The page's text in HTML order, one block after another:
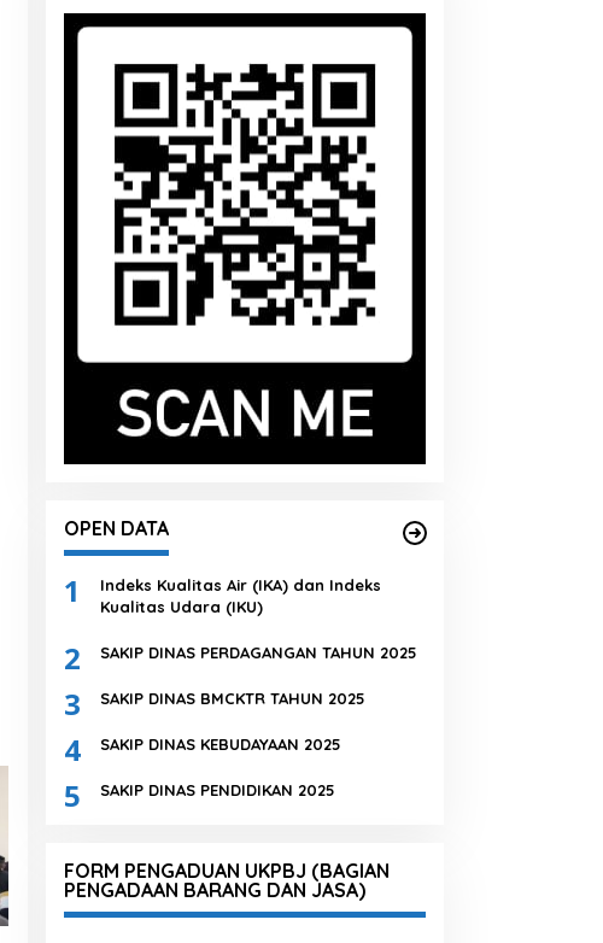
OPEN DATA
1
Indeks Kualitas Air (IKA) dan Indeks
Kualitas Udara (IKU)
2 SAKIP DINAS PERDAGANGAN TAHUN 2025
3 SAKIP DINAS BMCKTR TAHUN 2025
4 SAKIP DINAS KEBUDAYAAN 2025
5 SAKIP DINAS PENDIDIKAN 2025
FORM PENGADUAN UKPBJ (BAGIAN
PENGADAAN BARANG DAN JASA)